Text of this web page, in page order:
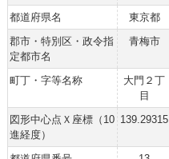
都道府県名 東京都
郡市・特別区・政令指
定都市名
青梅市
町丁・字等名称
大門２丁
目
図形中心点Ｘ座標（10
進経度）
139.29315